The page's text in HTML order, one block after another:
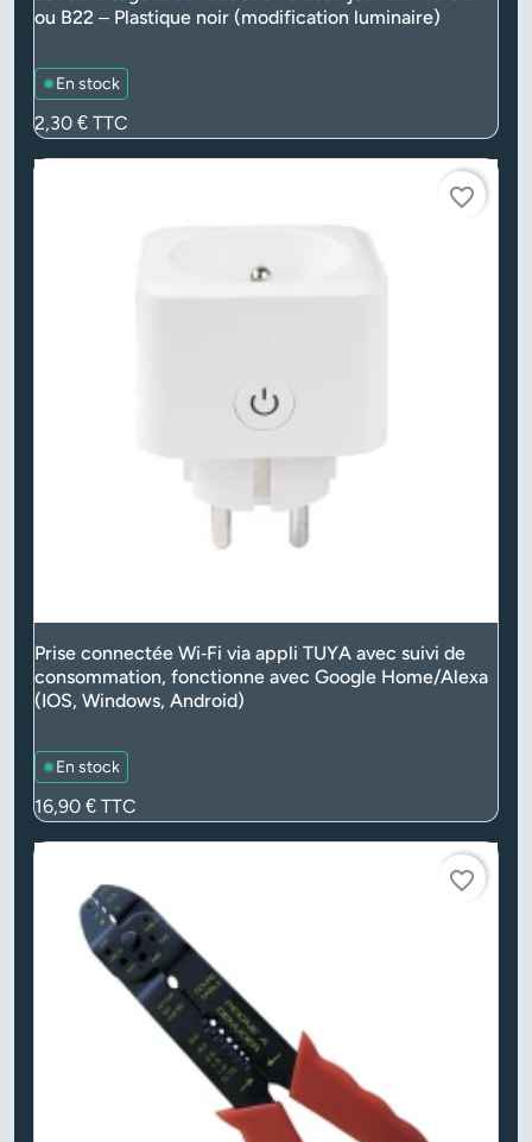
ou B22 – Plastique noir (modification luminaire)
En stock
Prix
2,30 € TTC
favorite_border
Prise connectée Wi‑Fi via appli TUYA avec suivi de
consommation, fonctionne avec Google Home/Alexa
(IOS, Windows, Android)
En stock
Prix
16,90 € TTC
favorite_border